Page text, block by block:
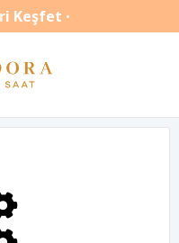
Keşfet •